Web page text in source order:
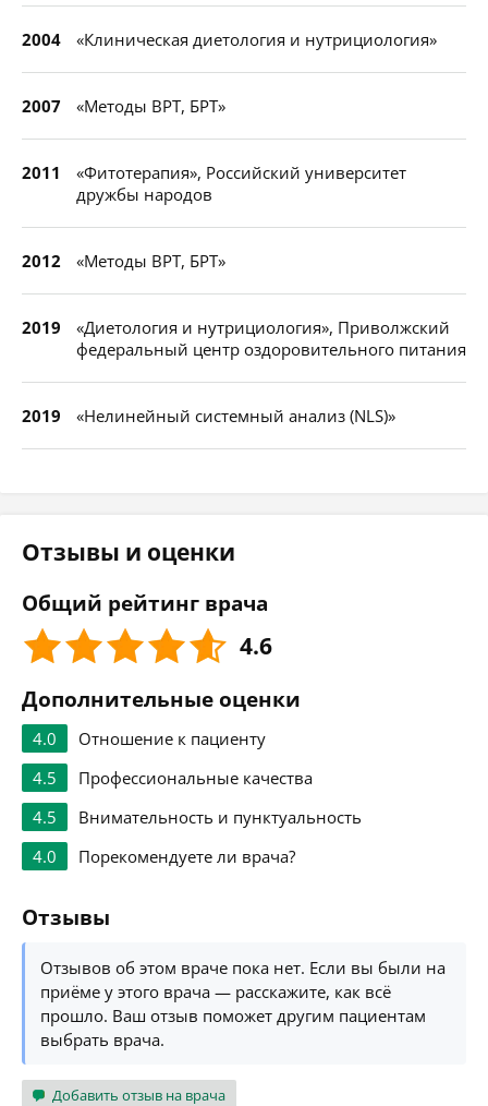
2004 «Клиническая диетология и нутрициология»
2007 «Методы ВРТ, БРТ»
2011
«Фитотерапия», Российский университет
дружбы народов
2012 «Методы ВРТ, БРТ»
2019
«Диетология и нутрициология», Приволжский
федеральный центр оздоровительного питания
2019 «Нелинейный системный анализ (NLS)»
Отзывы и оценки
Общий рейтинг врача
4.6
Дополнительные оценки
4.0
Отношение к пациенту
4.5
Профессиональные качества
4.5
Внимательность и пунктуальность
4.0
Порекомендуете ли врача?
Отзывы
Отзывов об этом враче пока нет. Если вы были на
приёме у этого врача — расскажите, как всё
прошло. Ваш отзыв поможет другим пациентам
выбрать врача.
Добавить отзыв на врача